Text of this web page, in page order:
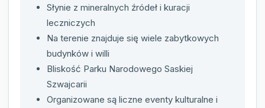
Słynie z mineralnych źródeł i kuracji
leczniczych
Na terenie znajduje się wiele zabytkowych
budynków i willi
Bliskość Parku Narodowego Saskiej
Szwajcarii
Organizowane są liczne eventy kulturalne i